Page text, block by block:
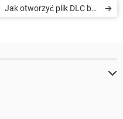
Jak otworzyć plik DLC bez